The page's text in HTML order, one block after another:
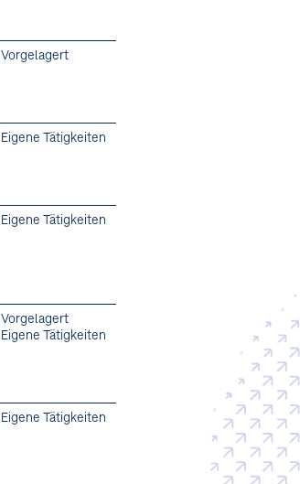
Vorgelagert
Eigene Tätigkeiten
Eigene Tätigkeiten
Vorgelagert
Eigene Tätigkeiten
Eigene Tätigkeiten